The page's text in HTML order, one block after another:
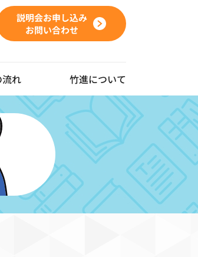
説明会お申し込み
お問い合わせ
ラリー
れ 竹進について
質問